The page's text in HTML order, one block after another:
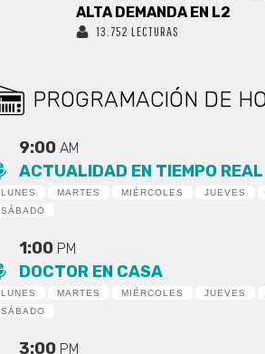
ALTA DEMANDA EN L2
13.752 LECTURAS
PROGRAMACIÓN DE
9:00AM
ACTUALIDAD EN TIEMPO REAL
LUNES MARTES MIÉRCOLES JUEVES
SÁBADO
1:00 PM
DOCTOR EN CASA
LUNES MARTES MIÉRCOLES JUEVES
SÁBADO
3:00 PM